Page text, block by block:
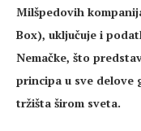
Milšpedovih
Box), uključuje i
Nemačke, što
principa u sve delove
tržišta širom sveta.